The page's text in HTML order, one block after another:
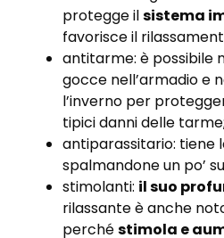
protegge ilsistema
favorisce il
antitarme: è possibile
gocce nell’armadio e
l’inverno per
tipici danni delle tarme;
antiparassitario: tiene
spalmandone un po’
stimolanti: il suo
rilassante è anche
perchéstimola e